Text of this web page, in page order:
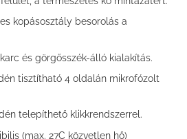
kopásosztály besorolás a
és görgősszék-álló kialakítás.
tisztítható 4 oldalán mikrofózolt
telepíthető klikkrendszerrel.
(max. 27C közvetlen hő)